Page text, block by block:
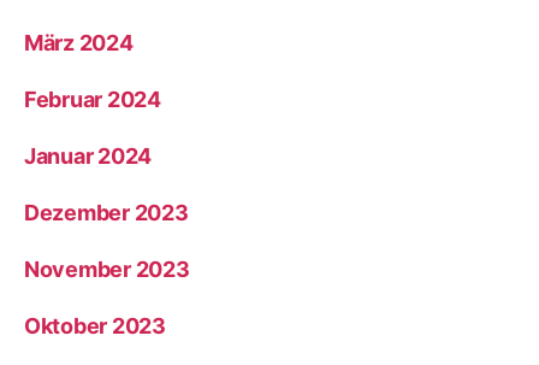
März 2024
Februar 2024
Januar 2024
Dezember 2023
November 2023
Oktober 2023